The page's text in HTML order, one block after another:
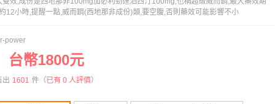
12小時,提醒一點,威而鋼(西地那非成份)類,要空腹,否則藥效可能影響不小
power
台幣1800元
出 1601 件 （已有 0 人評價）